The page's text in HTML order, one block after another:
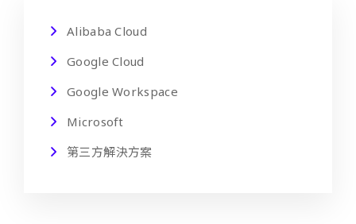
Alibaba Cloud
Google Cloud
Google Workspace
Microsoft
第三方解決方案